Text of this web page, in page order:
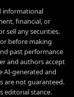
informational
financial, or
sell any securities.
before making
past performance
and authors accept
AI-generated and
are not guaranteed.
editorial stance.